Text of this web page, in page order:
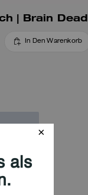
In Den Warenkorb